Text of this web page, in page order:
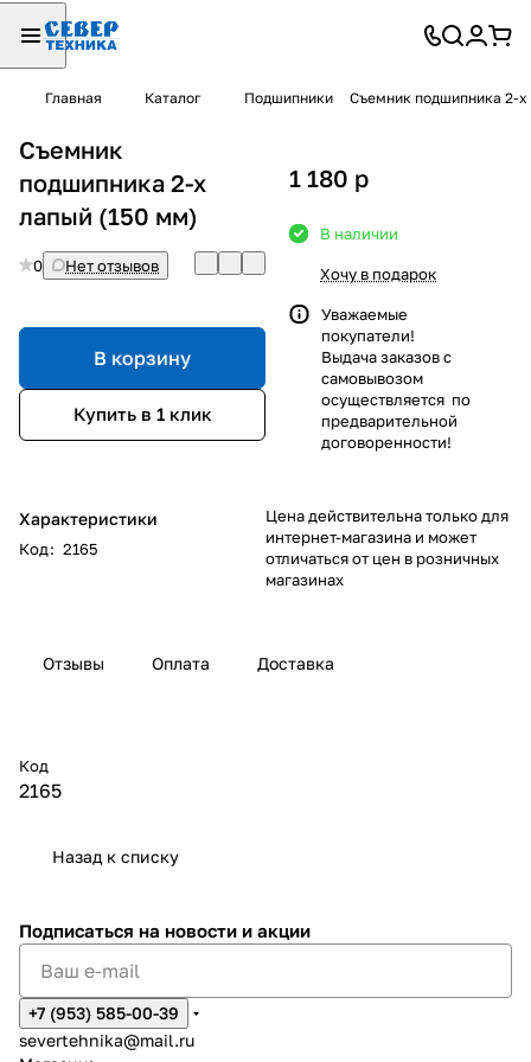
Главная Каталог Подшипники Съемник подшипника 2-
Съемник
подшипника 2-х
лапый (150 мм)
0 Нет отзывов
В корзину
Купить в 1 клик
Характеристики
Код: 2165
1 180 p
В наличии
Хочу в подарок
Уважаемые
покупатели!
Выдача заказов с
самовывозом
осуществляется по
предварительной
договоренности!
Цена действительна только для
интернет-магазина и может
отличаться от цен в розничных
магазинах
Отзывы Оплата Доставка
Код
2165
Назад к списку
Подписаться на новости и акции
+7 (953) 585-00-39
severtehnika@mail.ru